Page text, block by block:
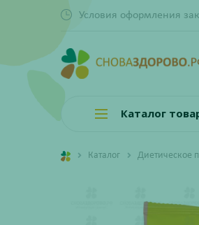
Условия оформления
Каталог
Каталог Диетическое